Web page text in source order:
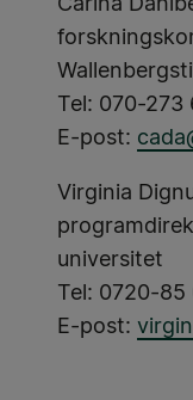
Tel: 070-273
E-post:
Virginia
universitet
Tel: 0720-85
E-post: